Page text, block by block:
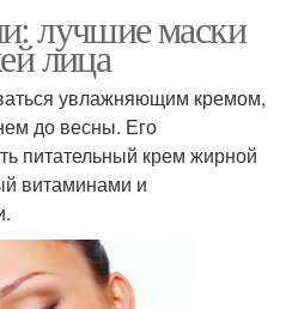
лучшие маски
лица
увлажняющим кремом,
до весны. Его
питательный крем жирной
витаминами и